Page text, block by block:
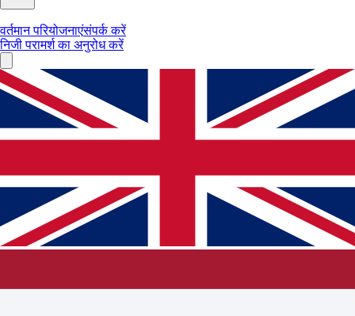
वर्तमान परियोजनाएंसंपर्क करें
निजी परामर्श का अनुरोध करें